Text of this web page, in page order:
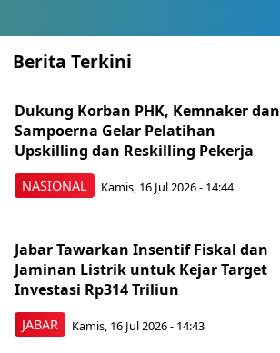
Berita Terkini
NASIONAL
Dukung Korban PHK, Kemnaker dan
Sampoerna Gelar Pelatihan
Upskilling dan Reskilling Pekerja
Kamis, 16 Jul 2026 - 14:44
JABAR
Jabar Tawarkan Insentif Fiskal dan
Jaminan Listrik untuk Kejar Target
Investasi Rp314 Triliun
Kamis, 16 Jul 2026 - 14:43